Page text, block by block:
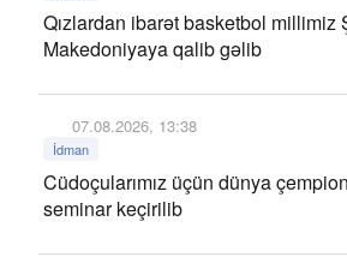
Qızlardan ibarət basketbol millimiz
Makedoniyaya qalib gəlib
07.08.2026, 13:38
İdman
Cüdoçularımız üçün dünya
seminar keçirilib